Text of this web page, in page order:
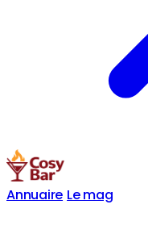
Annuaire Le mag